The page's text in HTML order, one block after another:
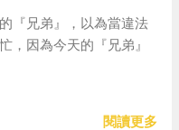
『兄弟』，以為當違法
，因為今天的『兄弟』
閱讀更多